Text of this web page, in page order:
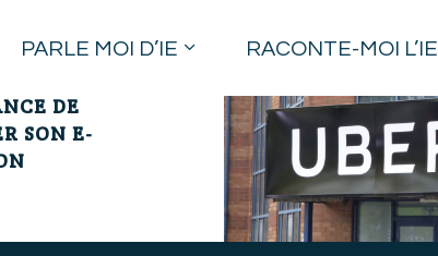
PARLE MOI D’IE RACONTE-MOI L’IE
DE
SON E-